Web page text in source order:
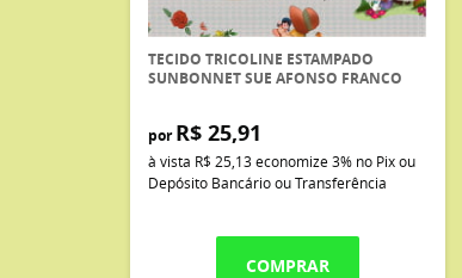
TECIDO TRICOLINE ESTAMPADO
SUNBONNET SUE AFONSO FRANCO
por R$ 25,91
à vista R$ 25,13economize3% no Pix ou
Depósito Bancário ou Transferência
COMPRAR